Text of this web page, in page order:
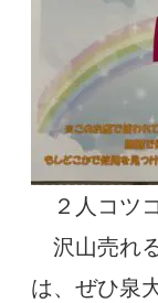
２人コツ
沢山売れ
は、ぜひ泉